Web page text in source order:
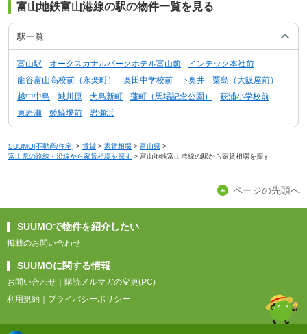
富山地鉄富山港線の駅の物件一覧を見る
駅一覧
富山駅 オークスカナルパークホテル富山前
インテック本社前
龍谷富山高校前（永楽町）
奥田中学校前 下奥井
粟島（大阪屋前）
越中中島
城川原 犬島新町 蓮町（馬場記念公園）
萩浦小学校前
東岩瀬
競輪場前 岩瀬浜
SUUMO[不動産/住宅] > 賃貸 > 家賃相場 > 富山県 >
富山県の路線・沿線から家賃相場を探す > 富山地鉄富山港線の駅から家賃相場を探す
ページの先頭へ
SUUMOで物件を紹介したい
掲載のお問い合わせ
SUUMOに関する情報
お問い合わせ
購読メルマガの変更(PC)
利用規約
プライバシーポリシー